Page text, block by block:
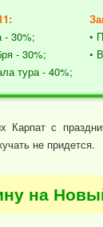
- 30%;
- 30%;
тура - 40%;
•
•
Карпат с
не придется.
на